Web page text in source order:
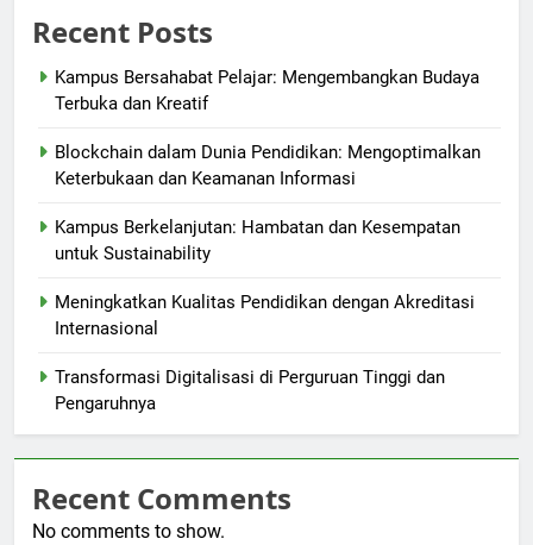
Recent Posts
Kampus Bersahabat Pelajar: Mengembangkan Budaya
Terbuka dan Kreatif
Blockchain dalam Dunia Pendidikan: Mengoptimalkan
Keterbukaan dan Keamanan Informasi
Kampus Berkelanjutan: Hambatan dan Kesempatan
untuk Sustainability
Meningkatkan Kualitas Pendidikan dengan Akreditasi
Internasional
Transformasi Digitalisasi di Perguruan Tinggi dan
Pengaruhnya
Recent Comments
No comments to show.